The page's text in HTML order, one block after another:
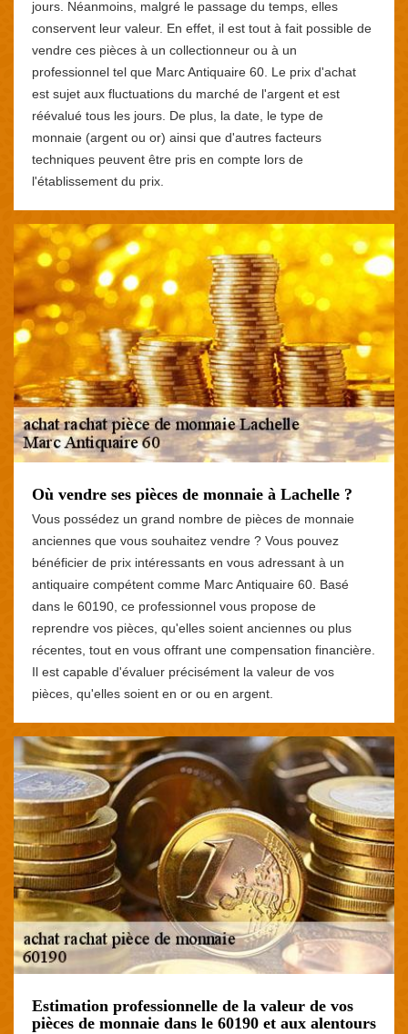
jours. Néanmoins, malgré le passage du temps, elles
conservent leur valeur. En effet, il est tout à fait possible de
vendre ces pièces à un collectionneur ou à un
professionnel tel que Marc Antiquaire 60. Le prix d'achat
est sujet aux fluctuations du marché de l'argent et est
réévalué tous les jours. De plus, la date, le type de
monnaie (argent ou or) ainsi que d'autres facteurs
techniques peuvent être pris en compte lors de
l'établissement du prix.
Où vendre ses pièces de monnaie à Lachelle ?
Vous possédez un grand nombre de pièces de monnaie
anciennes que vous souhaitez vendre ? Vous pouvez
bénéficier de prix intéressants en vous adressant à un
antiquaire compétent comme Marc Antiquaire 60. Basé
dans le 60190, ce professionnel vous propose de
reprendre vos pièces, qu'elles soient anciennes ou plus
récentes, tout en vous offrant une compensation financière.
Il est capable d'évaluer précisément la valeur de vos
pièces, qu'elles soient en or ou en argent.
Estimation professionnelle de la valeur de vos
pièces de monnaie dans le 60190 et aux alentours